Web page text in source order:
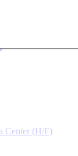
Center (H/F)